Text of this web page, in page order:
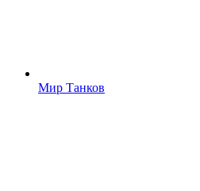
Мир Танков